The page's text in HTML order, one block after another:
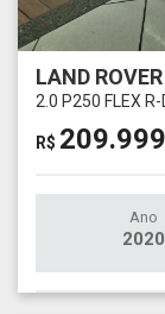
LAND
2.0 P250 FLEX
R$
Ano
2020